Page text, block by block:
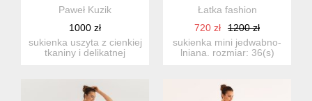
Paweł Kuzik
1000 zł
sukienka uszyta z cienkiej
tkaniny i delikatnej
Łatka fashion
720 zł
1200 zł
sukienka mini jedwabno-
lniana. rozmiar: 36(s)